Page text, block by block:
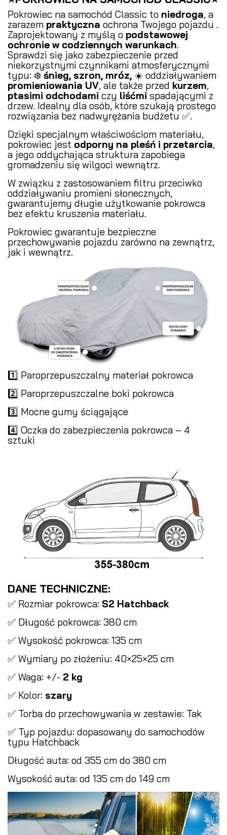
Pokrowiec na samochód Classic to niedroga, a
zarazem praktyczna ochrona Twojego pojazdu .
Zaprojektowany z myślą o podstawowej
ochronie w codziennych warunkach.
Sprawdzi się jako zabezpieczenie przed
niekorzystnymi czynnikami atmosferycznymi
typu: ❄️ śnieg, szron, mróz, ☀️ oddziaływaniem
promieniowania UV, ale także przed kurzem,
ptasimi odchodami czy liśćmi spadającymi z
drzew. Idealny dla osób, które szukają prostego
rozwiązania bez nadwyrężania budżetu ✅.
Dzięki specjalnym właściwościom materiału,
pokrowiec jest odporny na pleśń i przetarcia,
a jego oddychająca struktura zapobiega
gromadzeniu się wilgoci wewnątrz.
W związku z zastosowaniem filtru przeciwko
oddziaływaniu promieni słonecznych,
gwarantujemy długie użytkowanie pokrowca
bez efektu kruszenia materiału.
Pokrowiec gwarantuje bezpieczne
przechowywanie pojazdu zarówno na zewnątrz,
jak i wewnątrz.
1️⃣ Paroprzepuszczalny materiał pokrowca
2️⃣ Paroprzepuszczalne boki pokrowca
3️⃣ Mocne gumy ściągające
4️⃣ Oczka do zabezpieczenia pokrowca – 4
sztuki
DANE TECHNICZNE:
✅ Rozmiar pokrowca: S2 Hatchback
✅ Długość pokrowca: 380 cm
✅ Wysokość pokrowca: 135 cm
✅ Wymiary po złożeniu: 40×25×25 cm
✅ Waga: +/- 2 kg
✅ Kolor: szary
✅ Torba do przechowywania w zestawie: Tak
✅ Typ pojazdu: dopasowany do samochodów
typu Hatchback
Długość auta: od 355 cm do 380 cm
Wysokość auta: od 135 cm do 149 cm